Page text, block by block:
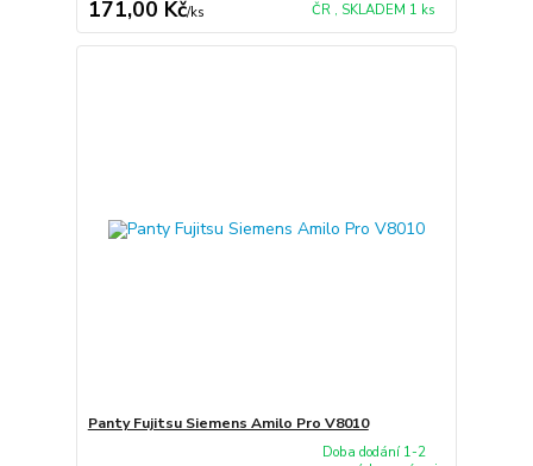
171,00 Kč/ks
ČR , SKLADEM 1 ks
Panty Fujitsu Siemens Amilo Pro V8010
Doba dodání 1-2